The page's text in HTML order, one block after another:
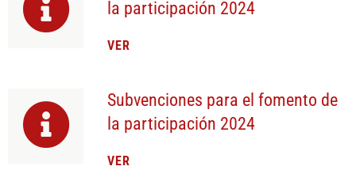
la participación 2024
VER
Subvenciones para el fomento de
la participación 2024
VER